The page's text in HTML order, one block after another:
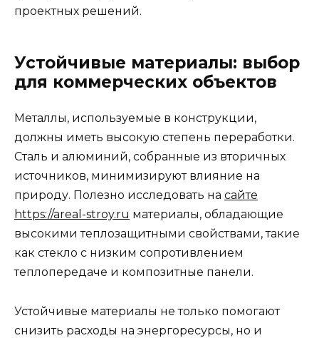
проектных решений.
Устойчивые материалы: выбор
для коммерческих объектов
Металлы, используемые в конструкции,
должны иметь высокую степень переработки.
Сталь и алюминий, собранные из вторичных
источников, минимизируют влияние на
природу. Полезно исследовать на сайте
https://areal-stroy.ru материалы, обладающие
высокими теплозащитными свойствами, такие
как стекло с низким сопротивлением
теплопередаче и композитные панели.
Устойчивые материалы не только помогают
снизить расходы на энергоресурсы, но и